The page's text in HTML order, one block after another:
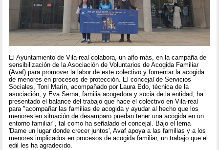
El Ayuntamiento de Vila-real colabora, un año más, en la campaña de
sensibilización de la Asociación de Voluntarios de Acogida Familiar
(Avaf) para promover la labor de este colectivo y fomentar la acogida
de menores en procesos de protección. El concejal de Servicios
Sociales, Toni Marín, acompañado por Laura Edo, técnica de la
asociación, y Eva Serna, familia acogedora y socia de la entidad, ha
presentado el balance del trabajo que hace el colectivo en Vila-real
para "acompañar las familias de acogida y ayudar al hecho que los
menores en situación de desamparo puedan tener una acogida en un
entorno familiar", tal como ha señalado el concejal. Bajo el lema
'Dame un lugar donde crecer juntos', Avaf apoya a las familias y a los
menores implicados en procesos de acogida familiar, un trabajo que el
edil les ha agradecido.